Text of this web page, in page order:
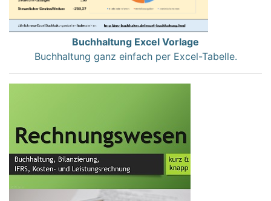
Buchhaltung Excel Vorlage
Buchhaltung ganz einfach per Excel-Tabelle.